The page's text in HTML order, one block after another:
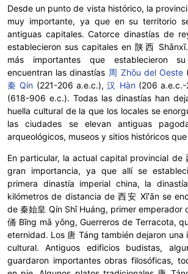
Desde un punto de vista histórico, la
muy importante, ya que en su territorio
antiguas capitales. Catorce dinastías de
establecieron sus capitales en 陕西
más importantes que establecieron
encuentran las dinastías 周 Zhōu del Oeste
秦 Qín (221-206 a.e.c.),汉 Hàn(206 a.e.c.-
(618-906 e.c.). Todas las dinastías han
huella cultural de la que los locales se
las ciudades se elevan antiguas
arqueológicos, museos y sitios históricos
En particular, la actual capital provincial de
gran importancia, ya que allí se
primera dinastía imperial china, la
kilómetros de distancia de 西安 Xī'ān se
de 秦始皇 Qín Shǐ Huáng, primer emperador
俑 Bīng mǎ yǒng, Guerreros de Terracota,
eternidad. Los 唐 Táng también dejaron una
cultural. Antiguos edificios budistas,
guardaron importantes obras filosóficas,